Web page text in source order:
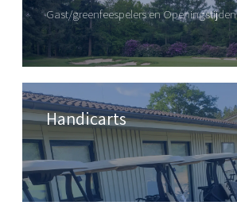
Gast/greenfeespelers en Openingstijden
Handicarts